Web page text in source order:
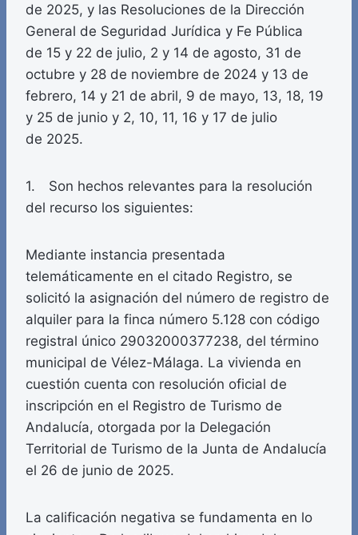
de 2025, y las Resoluciones de la Dirección
General de Seguridad Jurídica y Fe Pública
de 15 y 22 de julio, 2 y 14 de agosto, 31 de
octubre y 28 de noviembre de 2024 y 13 de
febrero, 14 y 21 de abril, 9 de mayo, 13, 18, 19
y 25 de junio y 2, 10, 11, 16 y 17 de julio
de 2025.
1. Son hechos relevantes para la resolución
del recurso los siguientes:
Mediante instancia presentada
telemáticamente en el citado Registro, se
solicitó la asignación del número de registro de
alquiler para la finca número 5.128 con código
registral único 29032000377238, del término
municipal de Vélez-Málaga. La vivienda en
cuestión cuenta con resolución oficial de
inscripción en el Registro de Turismo de
Andalucía, otorgada por la Delegación
Territorial de Turismo de la Junta de Andalucía
el 26 de junio de 2025.
La calificación negativa se fundamenta en lo